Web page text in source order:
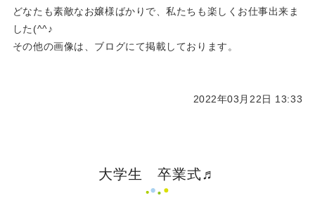
どなたも素敵なお嬢様ばかりで、私たちも楽しくお仕事出来ま
した(^^♪
その他の画像は、ブログにて掲載しております。
2022年03月22日 13:33
大学生 卒業式♬